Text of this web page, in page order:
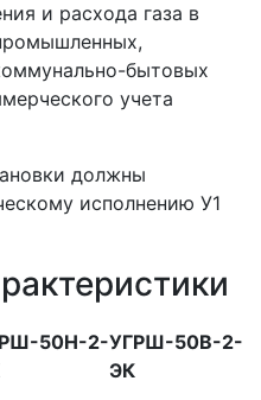
и расхода газа в
бытовых
учета
должны
исполнению У1
50Н-2-УГРШ-50В-2-
ЭК